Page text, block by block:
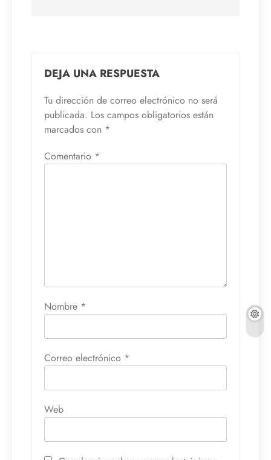
DEJA UNA RESPUESTA
Tu dirección de correo electrónico no será
publicada. Los campos obligatorios están
marcados con *
Comentario *
Nombre *
Correo electrónico *
Web